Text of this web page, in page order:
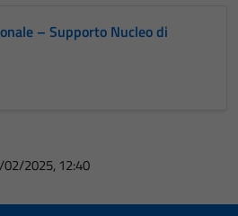
– Supporto Nucleo di
2025, 12:40